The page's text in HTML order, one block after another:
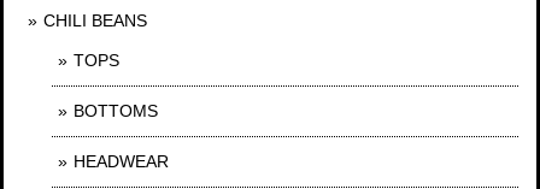
CHILI BEANS
TOPS
BOTTOMS
HEADWEAR